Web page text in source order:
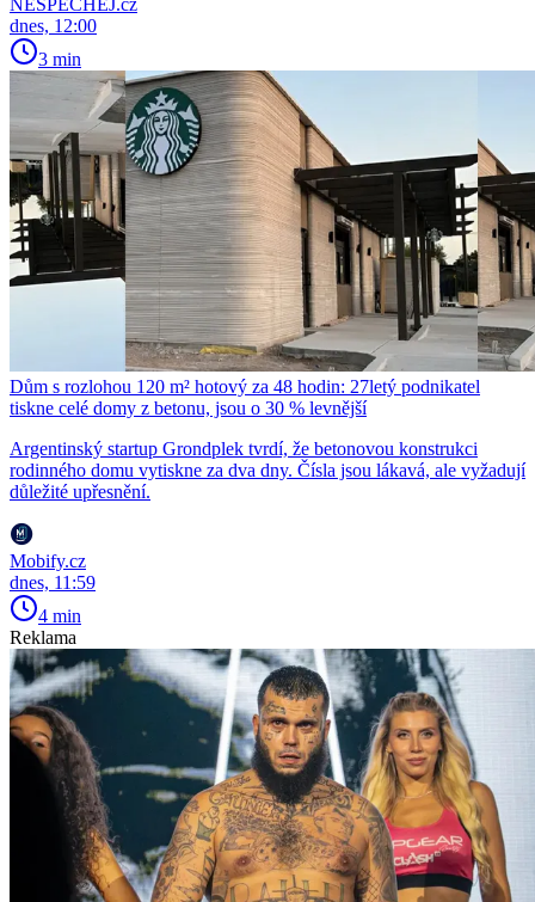
NESPECHEJ.cz
dnes, 12:00
3 min
Dům s rozlohou 120 m² hotový za 48 hodin: 27letý podnikatel
tiskne celé domy z betonu, jsou o 30 % levnější
Argentinský startup Grondplek tvrdí, že betonovou konstrukci
rodinného domu vytiskne za dva dny. Čísla jsou lákavá, ale vyžadují
důležité upřesnění.
Mobify.cz
dnes, 11:59
4 min
Reklama